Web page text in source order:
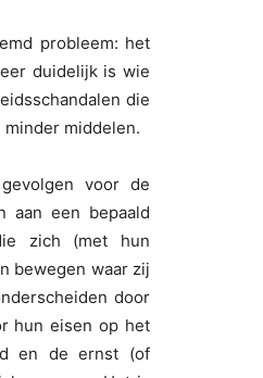
probleem: het
duidelijk is wie
die
middelen.
voor de
aan een bepaald
zich (met hun
bewegen waar zij
door
hun eisen op het
en de ernst (of